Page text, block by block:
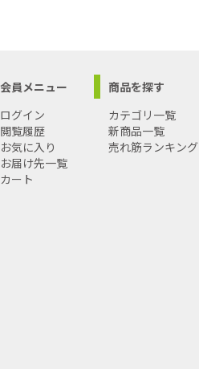
会員メニュー
ログイン
閲覧履歴
お気に入り
お届け先一覧
カート
商品を探す
カテゴリ一覧
新商品一覧
売れ筋ランキング